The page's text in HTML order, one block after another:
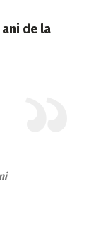
de la